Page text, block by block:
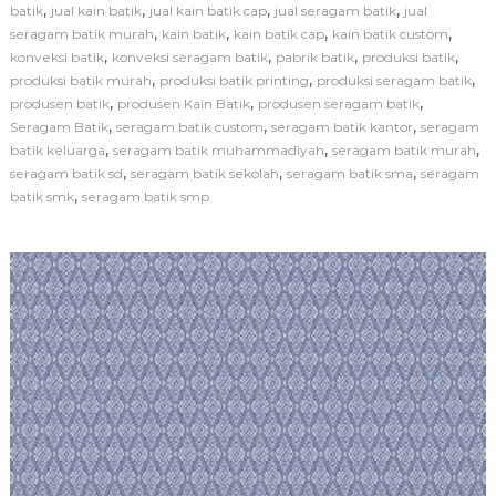
a
i
P
r
o
d
u
e
i
n
B
a
t
i
k
B
e
r
k
u
batik, jual kain batik, jual kain batik cap, jual seragam batik, jual
seragam batik murah, kain batik, kain batik cap, kain batik custom,
konveksi batik, konveksi seragam batik, pabrik batik, produksi batik,
produksi batik murah, produksi batik printing, produksi seragam batik,
produsen batik, produsen Kain Batik, produsen seragam batik,
Seragam Batik, seragam batik custom, seragam batik kantor, seragam
batik keluarga, seragam batik muhammadiyah, seragam batik murah,
seragam batik sd, seragam batik sekolah, seragam batik sma, seragam
batik smk, seragam batik smp